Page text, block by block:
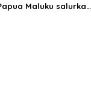
Maluku salurkan